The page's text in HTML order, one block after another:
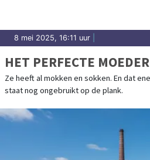
8 mei 2025, 16:11 uur
HET PERFECTE
Ze heeft al mokken en sokken. En dat
staat nog ongebruikt op de plank.